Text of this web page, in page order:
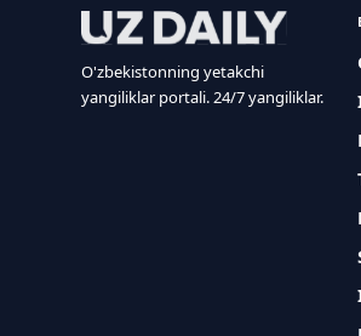
O'zbekistonning yetakchi
yangiliklar portali. 24/7 yangiliklar.